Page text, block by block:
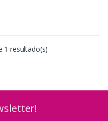
1 resultado(s)